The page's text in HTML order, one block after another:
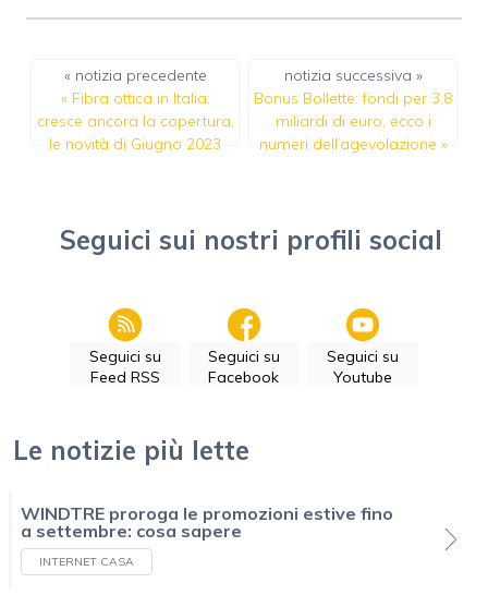
« notizia precedente
« Fibra ottica in Italia:
cresce ancora la copertura,
le novità di Giugno 2023
notizia successiva »
Bonus Bollette: fondi per 3,8
miliardi di euro, ecco i
numeri dell’agevolazione »
Seguici sui nostri profili social
Seguici su
Feed RSS
Seguici su
Facebook
Seguici su
Youtube
Le notizie più lette
WINDTRE proroga le promozioni estive fino
a settembre: cosa sapere
INTERNET CASA